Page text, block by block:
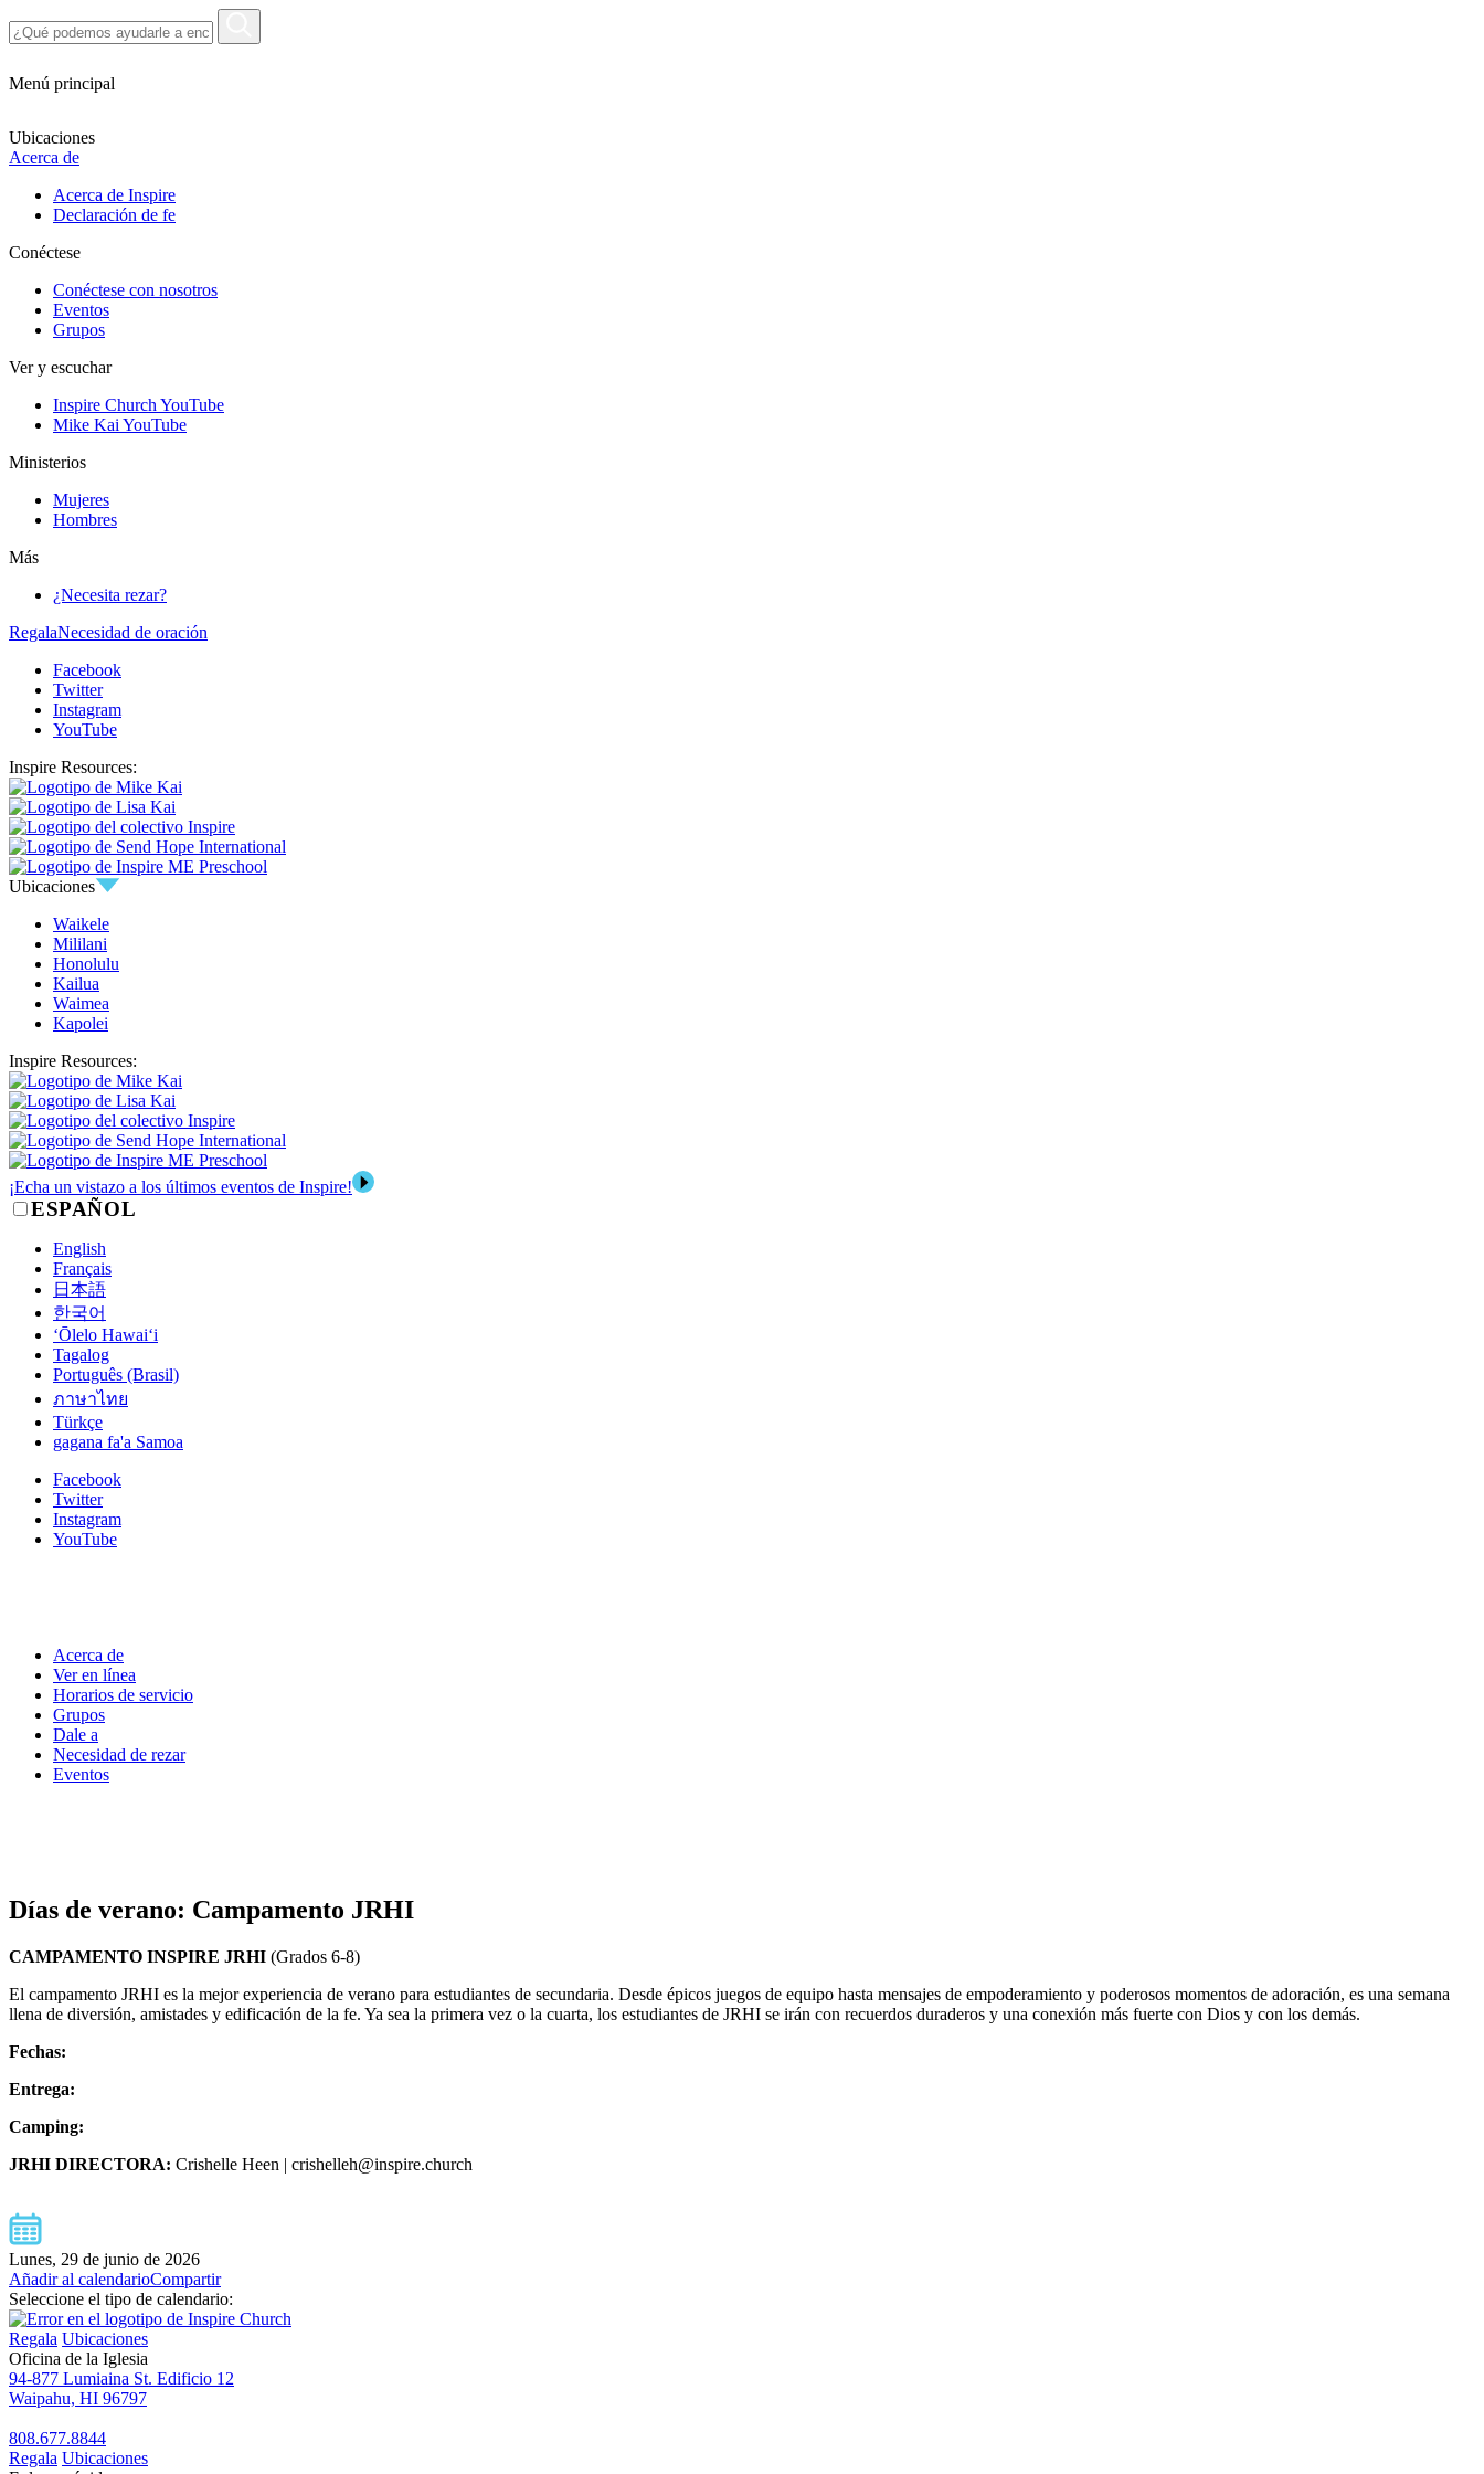
Menú principal
Ubicaciones
Acerca de
Acerca de Inspire
Declaración de fe
Conéctese
Conéctese con nosotros
Eventos
Grupos
Ver y escuchar
Inspire Church YouTube
Mike Kai YouTube
Ministerios
Mujeres
Hombres
Más
¿Necesita rezar?
RegalaNecesidad de oración
Facebook
Twitter
Instagram
YouTube
Inspire Resources:
Ubicaciones
Waikele
Mililani
Honolulu
Kailua
Waimea
Kapolei
Inspire Resources:
¡Echa un vistazo a los últimos eventos de Inspire!
ESPAÑOL
English
Français
日本語
한국어
‘Ōlelo Hawai‘i
Tagalog
Português (Brasil)
ภาษาไทย
Türkçe
gagana fa'a Samoa
Facebook
Twitter
Instagram
YouTube
Acerca de
Ver en línea
Horarios de servicio
Grupos
Dale a
Necesidad de rezar
Eventos
Días de verano: Campamento JRHI
CAMPAMENTO INSPIRE JRHI (Grados 6-8)
El campamento JRHI es la mejor experiencia de verano para estudiantes de secundaria. Desde épicos juegos de equipo hasta mensajes de empoderamiento y poderosos momentos de adoración, es una semana
llena de diversión, amistades y edificación de la fe. Ya sea la primera vez o la cuarta, los estudiantes de JRHI se irán con recuerdos duraderos y una conexión más fuerte con Dios y con los demás.
Fechas:
Entrega:
Camping:
JRHI DIRECTORA: Crishelle Heen | crishelleh@inspire.church
Lunes, 29 de junio de 2026
Añadir al calendarioCompartir
Seleccione el tipo de calendario:
Regala Ubicaciones
Oficina de la Iglesia
94-877 Lumiaina St. Edificio 12
Waipahu, HI 96797
808.677.8844
Regala Ubicaciones